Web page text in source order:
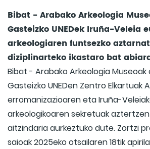
Bibat - Arabako Arkeologia
Gasteizko UNEDek Iruña-Veleia
arkeologiaren funtsezko
diziplinarteko ikastaro bat
Bibat - Arabako Arkeologia
Gasteizko UNEDen Zentro Elkartuak
erromanizazioaren eta Iruña-
arkeologikoaren sekretuak
aitzindaria aurkeztuko dute. Zortzi
saioak 2025eko otsailaren 18tik